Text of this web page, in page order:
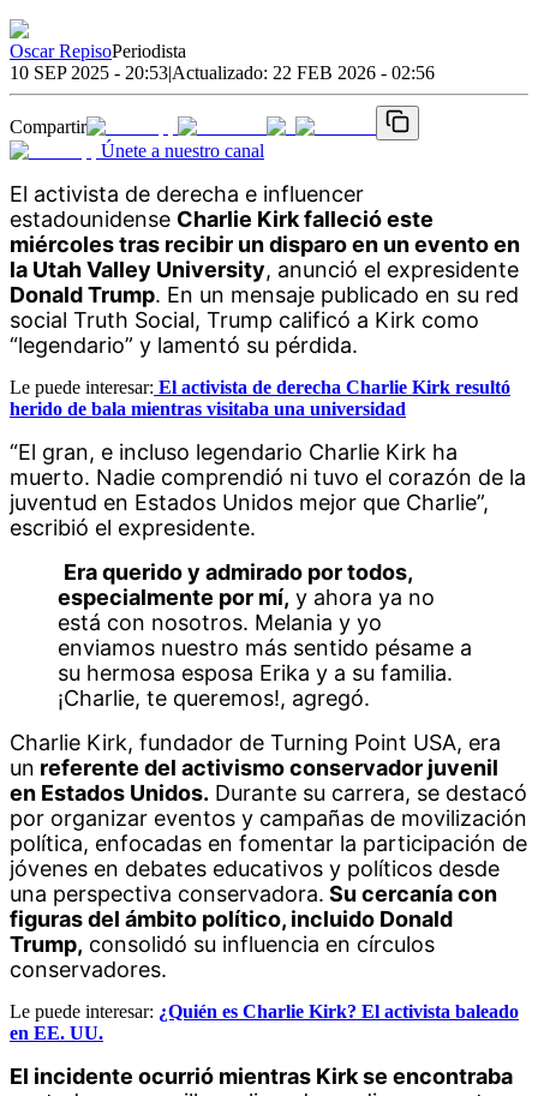
Oscar RepisoPeriodista
10 SEP 2025 - 20:53|Actualizado: 22 FEB 2026 - 02:56
Compartir
Únete a nuestro canal
El activista de derecha e influencer
estadounidense Charlie Kirk falleció este
miércoles tras recibir un disparo en un evento en
la Utah Valley University
Donald Trump. En un mensaje publicado en su red
social Truth Social, Trump calificó a Kirk como
“legendario” y lamentó su pérdida.
Le puede interesar: El activista de derecha Charlie Kirk resultó
herido de bala mientras visitaba una universidad
“El gran, e incluso legendario Charlie Kirk ha
muerto. Nadie comprendió ni tuvo el corazón de la
juventud en Estados Unidos mejor que Charlie”,
escribió el expresidente.
Era querido y admirado por todos,
especialmente por mí, y ahora ya no
está con nosotros. Melania y yo
enviamos nuestro más sentido pésame a
su hermosa esposa Erika y a su familia.
¡Charlie, te queremos!, agregó.
Charlie Kirk, fundador de Turning Point USA, era
un referente del activismo conservador juvenil
en Estados Unidos. Durante su carrera, se destacó
por organizar eventos y campañas de movilización
política, enfocadas en fomentar la participación de
jóvenes en debates educativos y políticos desde
una perspectiva conservadora. Su cercanía con
figuras del ámbito político, incluido Donald
Trump, consolidó su influencia en círculos
conservadores.
Le puede interesar: ¿Quién es Charlie Kirk? El activista baleado
en EE. UU.
El incidente ocurrió mientras Kirk se encontraba